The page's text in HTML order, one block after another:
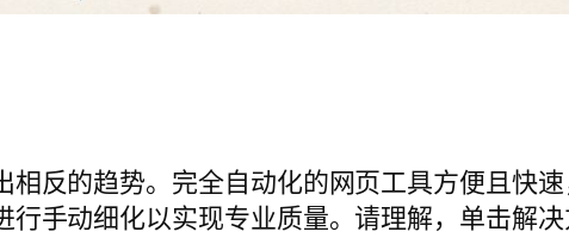
反的趋势。完全自动化的网页工具方便且快
手动细化以实现专业质量。请理解，单击解